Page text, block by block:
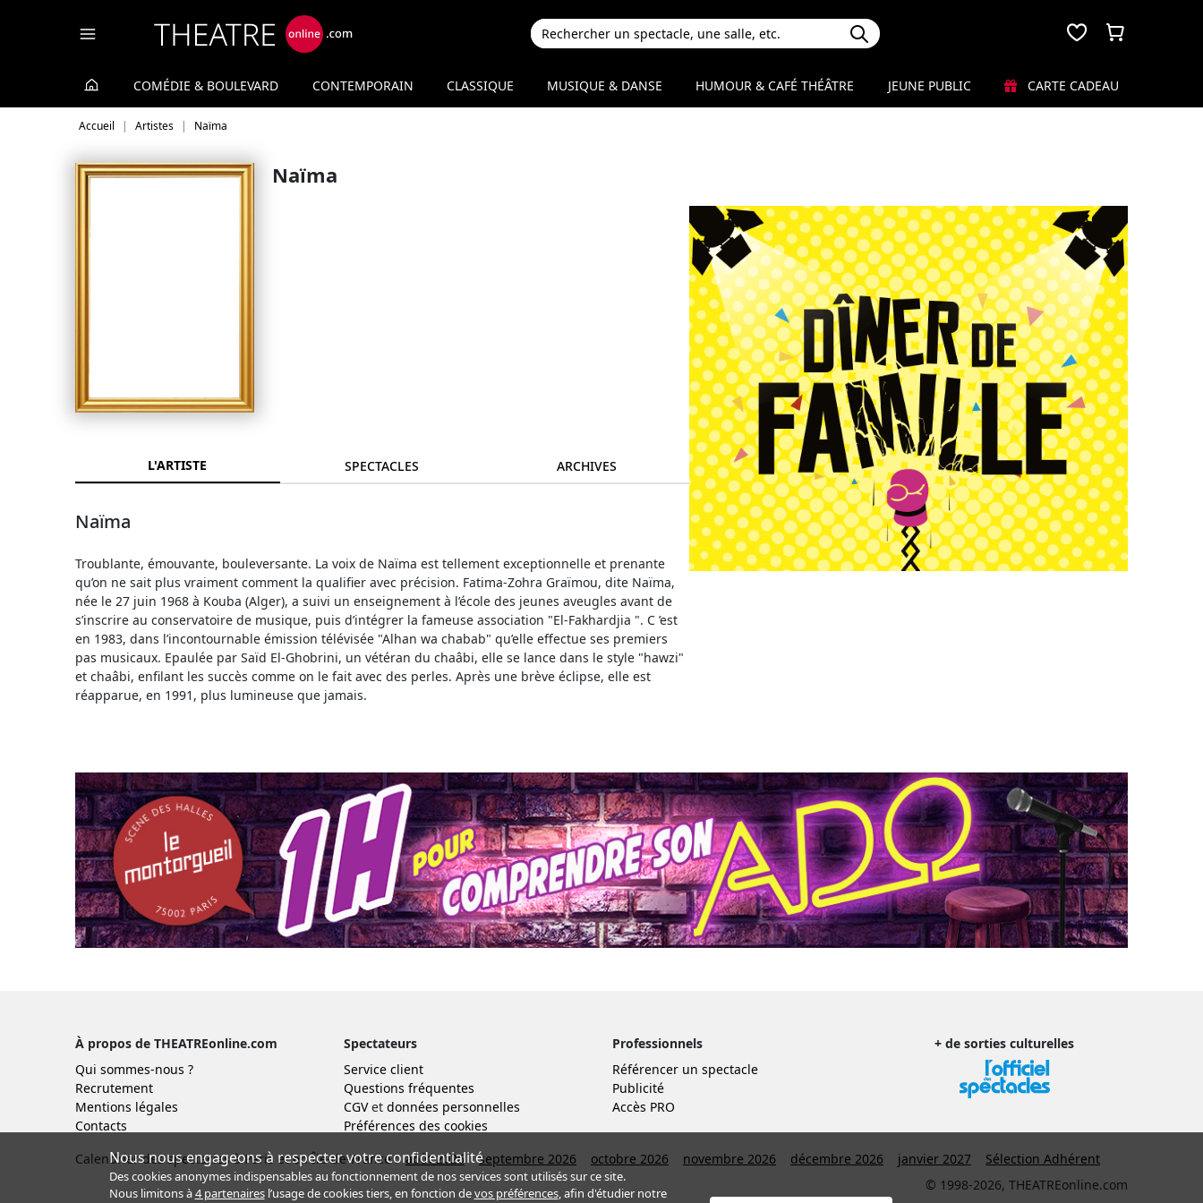
COMÉDIE & BOULEVARD CONTEMPORAIN CLASSIQUE MUSIQUE & DANSE HUMOUR & CAFÉ THÉÂTRE JEUNE PUBLIC CARTE CADEAU
Accueil Artistes Naïma
Naïma
L'ARTISTE SPECTACLES ARCHIVES
Naïma
Troublante, émouvante, bouleversante. La voix de Naïma est tellement exceptionnelle et prenante
qu’on ne sait plus vraiment comment la qualifier avec précision. Fatima-Zohra Graïmou, dite Naïma,
née le 27 juin 1968 à Kouba (Alger), a suivi un enseignement à l’école des jeunes aveugles avant de
s’inscrire au conservatoire de musique, puis d’intégrer la fameuse association "El-Fakhardjia ". C ’est
en 1983, dans l’incontournable émission télévisée "Alhan wa chabab" qu’elle effectue ses premiers
pas musicaux. Epaulée par Saïd El-Ghobrini, un vétéran du chaâbi, elle se lance dans le style "hawzi"
et chaâbi, enfilant les succès comme on le fait avec des perles. Après une brève éclipse, elle est
réapparue, en 1991, plus lumineuse que jamais.
À propos de THEATREonline.com
Qui sommes-nous ?
Recrutement
Mentions légales
Contacts
Spectateurs
Service client
Questions fréquentes
CGVet données personnelles
Préférences des cookies
Professionnels
Référencer un spectacle
Publicité
Accès PRO
+ de sorties culturelles
Calendrier des spectacles à Paris et en Île-de-France : août 2026 septembre 2026 octobre 2026 novembre 2026 décembre 2026 janvier 2027
Sélection Adhérent
© 1998-2026, THEATREonline.com
Nous nous engageons à respecter votre confidentialité
Des cookies anonymes indispensables au fonctionnement de nos services sont utilisés sur ce site.
Nous limitons à4 partenairesl’usage de cookies tiers, en fonction devos préférences, afin d'étudier notre